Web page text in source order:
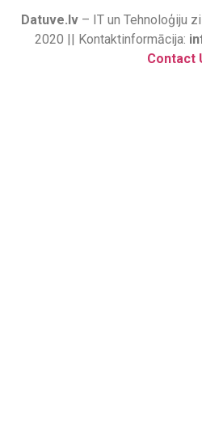
Datuve.lv– IT un Tehnoloģiju
2020 || Kontaktinformācija:
Contact